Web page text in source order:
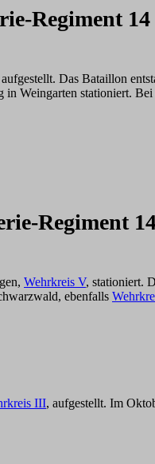
Regiment 14
Das Bataillon
Weingarten stationiert.
Regiment
Wehrkreis V, stationiert.
ebenfalls
III, aufgestellt. Im